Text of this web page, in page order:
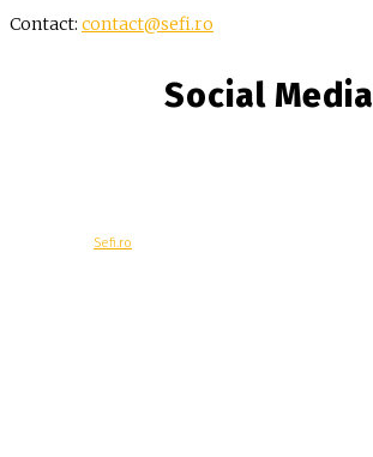
Contact: contact@sefi.ro
Social Media
Sefi.ro